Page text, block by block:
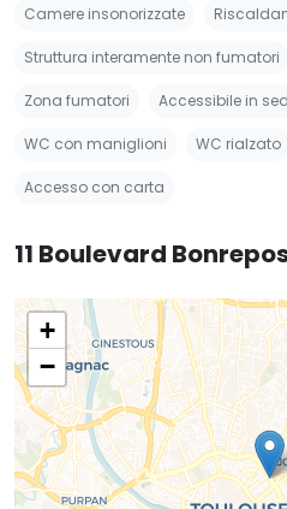
Camere insonorizzate
Struttura interamente non fumatori
Zona fumatori Accessibile in
WC con maniglioni WC rialzato
Accesso con carta
11 Boulevard
+
−